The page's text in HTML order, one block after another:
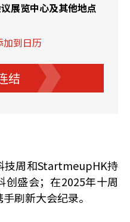
展览中心及其他地点
加到日历
结
技周和StartmeupHK持
创盛会；在2025年十周
刷新大会纪录。